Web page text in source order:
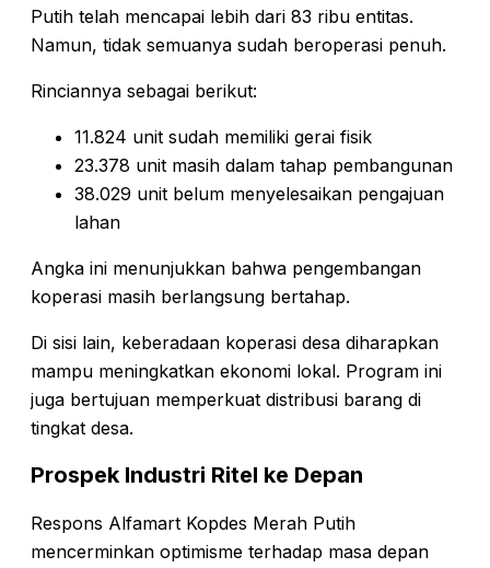
Putih telah mencapai lebih dari 83 ribu entitas.
Namun, tidak semuanya sudah beroperasi penuh.
Rinciannya sebagai berikut:
11.824 unit sudah memiliki gerai fisik
23.378 unit masih dalam tahap pembangunan
38.029 unit belum menyelesaikan pengajuan
lahan
Angka ini menunjukkan bahwa pengembangan
koperasi masih berlangsung bertahap.
Di sisi lain, keberadaan koperasi desa diharapkan
mampu meningkatkan ekonomi lokal. Program ini
juga bertujuan memperkuat distribusi barang di
tingkat desa.
Prospek Industri Ritel ke Depan
Respons Alfamart Kopdes Merah Putih
mencerminkan optimisme terhadap masa depan